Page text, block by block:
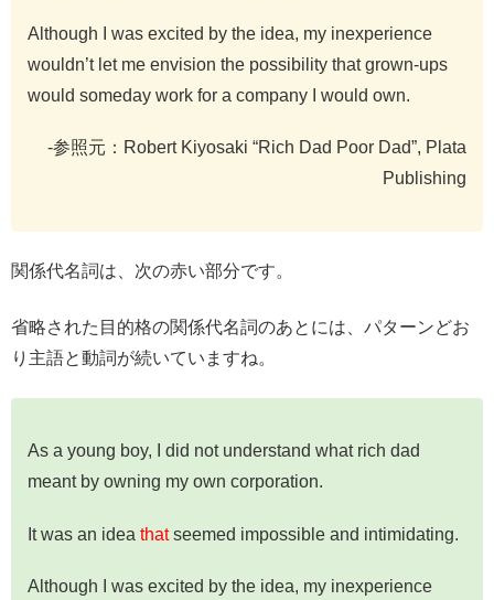
Although I was excited by the idea, my inexperience
wouldn’t let me envision the possibility that grown-ups
would someday work for a company I would own.
-参照元：Robert Kiyosaki “Rich Dad Poor Dad”, Plata
Publishing
関係代名詞は、次の赤い部分です。
省略された目的格の関係代名詞のあとには、パターンどお
り主語と動詞が続いていますね。
As a young boy, I did not understand what rich dad
meant by owning my own corporation.
It was an idea thatseemed impossible and intimidating.
Although I was excited by the idea, my inexperience